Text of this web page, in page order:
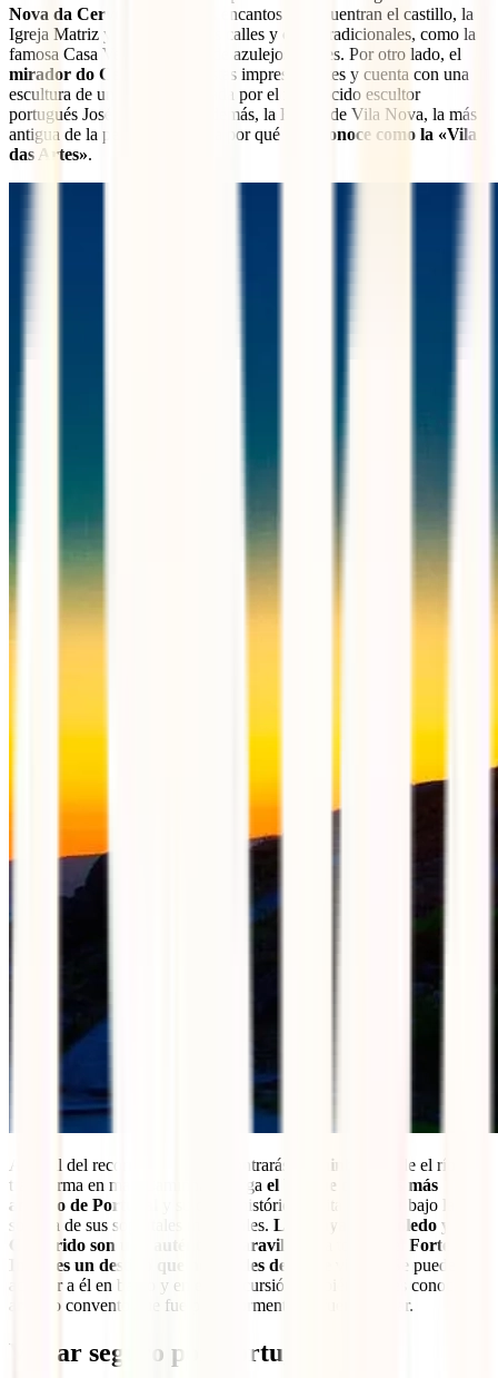
Nova da Cerveira
. Entre sus encantos se encuentran el castillo, la
Igreja Matriz y sus pintorescas calles y casas tradicionales, como la
famosa Casa Verde, cubierta de azulejos verdes. Por otro lado, el
mirador do Cervo
ofrece vistas impresionantes y cuenta con una
escultura de un ciervo elaborada por el reconocido escultor
portugués José Rodrigues. Además, la Bienal de Vila Nova, la más
antigua de la península, resalta por qué
se le conoce como la «Vila
das Artes».
Al final del recorrido fluvial encontrarás Caminha
, donde el río se
transforma en mar. Caminha alberga el bosque de pinos más
antiguo de Portugal
y su casco histórico invita a pasear bajo la
sombra de sus soportales medievales. Las playas de Moledo y
Camarido son una auténtica maravilla
Forte da
Insua es un destino que no puedes dejar de visitar
. Se puede
acceder a él en barco y en esta excursión también puedes conocer el
antiguo convento que fue posteriormente un fuerte militar.
Viajar seguro por Portugal